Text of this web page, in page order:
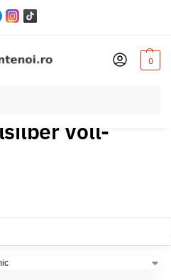
0
Voll-Poliert (KSVP)
Voll-